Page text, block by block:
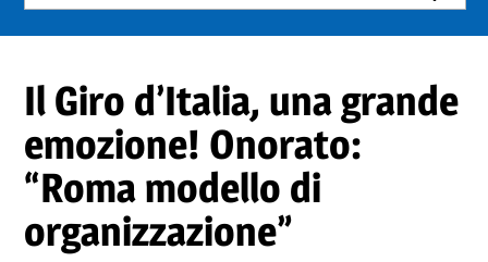
Il Giro d’Italia, una grande
emozione! Onorato:
“Roma modello di
organizzazione”